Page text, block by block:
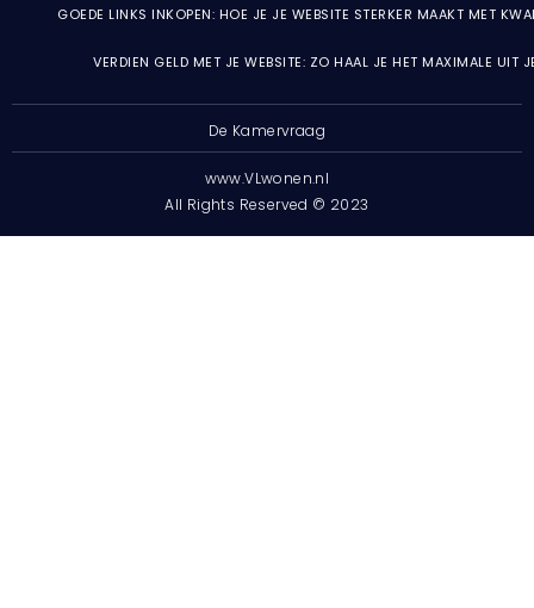
GOEDE LINKS INKOPEN: HOE JE JE WEBSITE STERKER MAAKT MET
VERDIEN GELD MET JE WEBSITE: ZO HAAL JE HET MAXIMALE UIT
De Kamervraag
www.VLwonen.nl
All Rights Reserved © 2023